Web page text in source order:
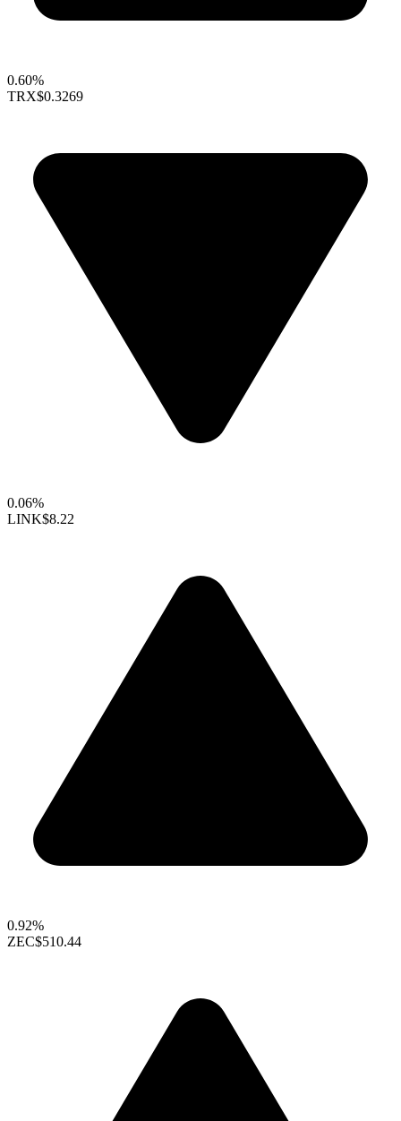
0.60%
TRX$0.3269
0.06%
LINK$8.22
0.92%
ZEC$510.44